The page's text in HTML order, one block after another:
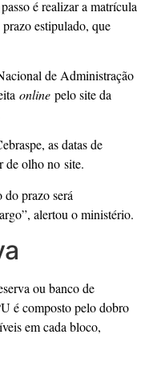
é realizar a matrícula
estipulado, que
de Administração
online pelo site da
as datas de
de olho no site.
prazo será
alertou o ministério.
ou banco de
é composto pelo dobro
em cada bloco,